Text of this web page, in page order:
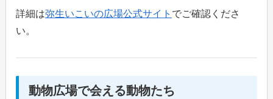
詳細は弥生いこいの広場公式サイト でご確認くださ
い。
動物広場で会える動物たち